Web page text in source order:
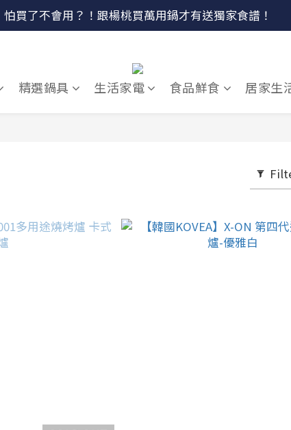
🔴最後100組↘$1780 (原$2180) HausChef 十合一全能鍋
怕買了不會用？！跟楊桃買萬用鍋才有送獨家食譜！
🔴最後100組↘$1780 (原$2180) HausChef 十合一全能鍋
精選鍋具 生活家電 食品鮮食 居家生